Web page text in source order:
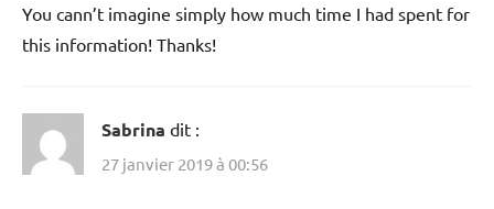
You cann’t imagine simply how much time I had spent for
this information! Thanks!
Sabrina dit :
27 janvier 2019 à 00:56